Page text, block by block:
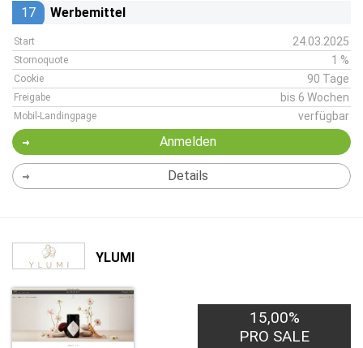
17 Werbemittel
Start 24.03.2025
Stornoquote 1 %
Cookie 90 Tage
Freigabe bis 6 Wochen
Mobil-Landingpage verfügbar
Anmelden
Details
YLUMI
15,00%
PRO SALE